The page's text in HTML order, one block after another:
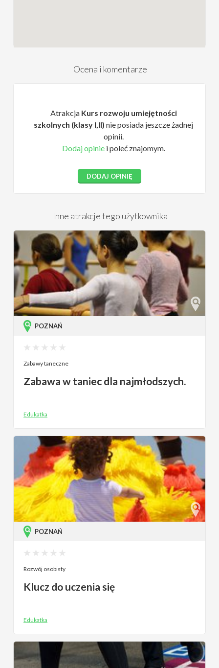
Ocena i komentarze
Atrakcja Kurs rozwoju umiejętności
szkolnych (klasy I,II) nie posiada jeszcze żadnej
opinii.
Dodaj opiniei poleć znajomym.
DODAJ OPINIĘ
Inne atrakcje tego użytkownika
POZNAŃ
Zabawy taneczne
Zabawa w taniec dla najmłodszych.
Edukatka
POZNAŃ
Rozwój osobisty
Klucz do uczenia się
Edukatka